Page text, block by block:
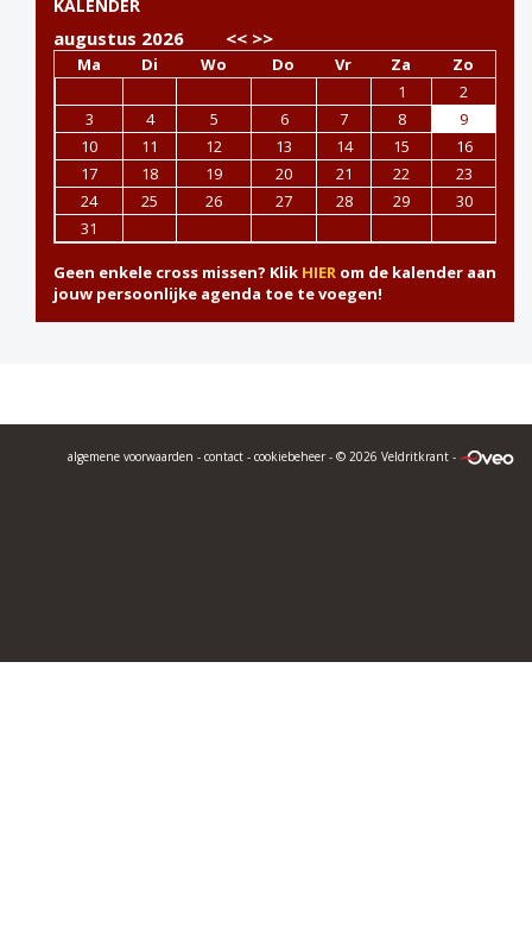
KALENDER
augustus 2026 << >>
Ma Di Wo Do Vr Za
Zo
1
2
3
4 5 6 7 8
9
10
11 12 13 14 15
16
17
18 19 20 21 22
23
24
25 26 27 28 29
30
31
Geen enkele cross missen? Klik HIER om de kalender aan
jouw persoonlijke agenda toe te voegen!
algemene voorwaarden - contact - cookiebeheer - © 2026 Veldritkrant -